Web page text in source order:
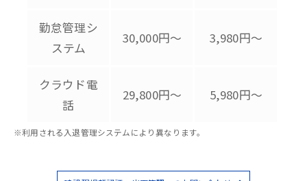
勤怠管理シ
ステム
30,000円～ 3,980円～
クラウド電
話
29,800円～ 5,980円～
※利用される入退管理システムにより異なります。